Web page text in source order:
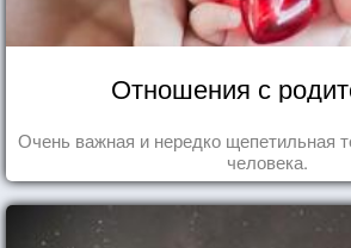
Отношения с
Очень важная и нередко щепетильная
человека.